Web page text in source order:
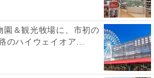
円〜。要予約・2名以上での
園＆観光牧場に、市初の
のハイウェイオア...